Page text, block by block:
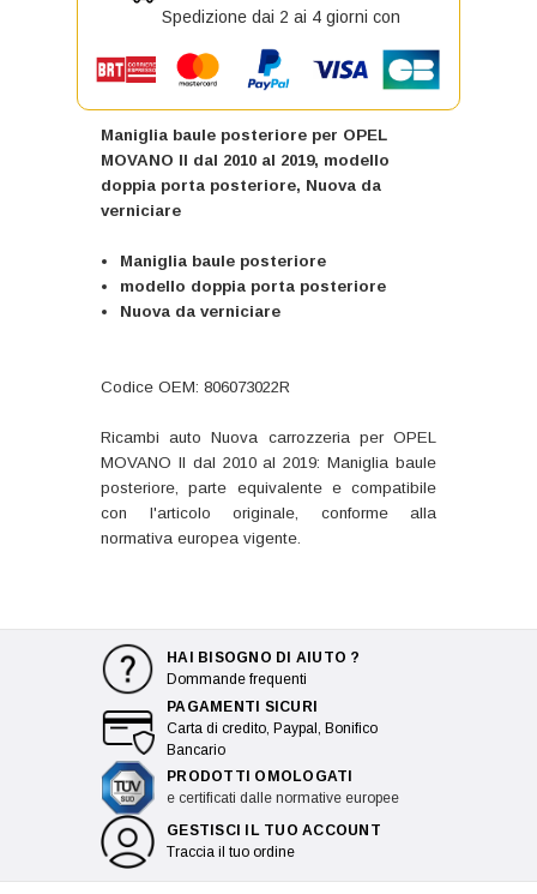
Maniglia baule posteriore per OPEL
MOVANO II dal 2010 al 2019, modello
doppia porta posteriore, Nuova da
verniciare
Maniglia baule posteriore
modello doppia porta posteriore
Nuova da verniciare
Codice OEM: 806073022R
Ricambi auto Nuova carrozzeria per OPEL
MOVANO II dal 2010 al 2019: Maniglia baule
posteriore, parte equivalente e compatibile
con l'articolo originale, conforme alla
normativa europea vigente.
Spedizione dai 2 ai 4 giorni con
HAI BISOGNO DI AIUTO ?
Dommande frequenti
PAGAMENTI SICURI
Carta di credito, Paypal, Bonifico
Bancario
PRODOTTI OMOLOGATI
e certificati dalle normative europee
GESTISCI IL TUO ACCOUNT
Traccia il tuo ordine